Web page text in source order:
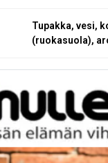
Tupakka, vesi,
(ruokasuola),